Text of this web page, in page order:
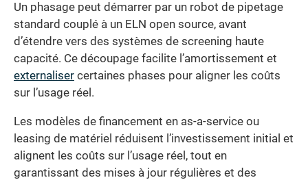
Un phasage peut démarrer par un robot de pipetage
standard couplé à un ELN open source, avant
d’étendre vers des systèmes de screening haute
capacité. Ce découpage facilite l’amortissement et
externaliser certaines phases pour aligner les coûts
sur l’usage réel.
Les modèles de financement en as-a-service ou
leasing de matériel réduisent l’investissement initial et
alignent les coûts sur l’usage réel, tout en
garantissant des mises à jour régulières et des